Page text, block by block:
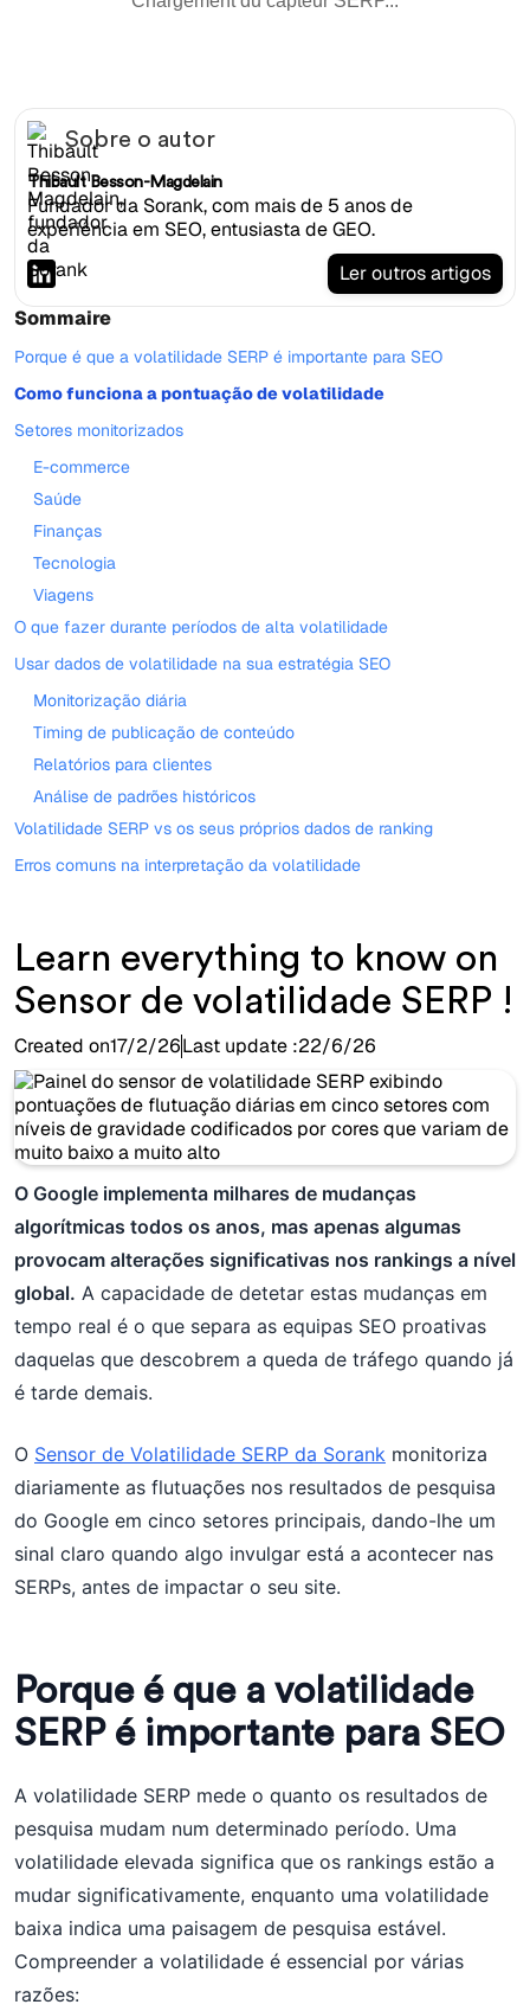
Sobre o autor
Thibault Besson-Magdelain
Fundador da Sorank, com mais de 5 anos de
experiência em SEO, entusiasta de GEO.
Ler outros artigos
Sommaire
Porque é que a volatilidade SERP é importante para SEO
Como funciona a pontuação de volatilidade
Setores monitorizados
E-commerce
Saúde
Finanças
Tecnologia
Viagens
O que fazer durante períodos de alta volatilidade
Usar dados de volatilidade na sua estratégia SEO
Monitorização diária
Timing de publicação de conteúdo
Relatórios para clientes
Análise de padrões históricos
Volatilidade SERP vs os seus próprios dados de ranking
Erros comuns na interpretação da volatilidade
Learn everything to know on
Sensor de volatilidade SERP !
Created on17/2/26Last update :22/6/26
O Google implementa milhares de mudanças
algorítmicas todos os anos, mas apenas algumas
provocam alterações significativas nos rankings a nível
global. A capacidade de detetar estas mudanças em
tempo real é o que separa as equipas SEO proativas
daquelas que descobrem a queda de tráfego quando já
é tarde demais.
O Sensor de Volatilidade SERP da Sorank monitoriza
diariamente as flutuações nos resultados de pesquisa
do Google em cinco setores principais, dando-lhe um
sinal claro quando algo invulgar está a acontecer nas
SERPs, antes de impactar o seu site.
Porque é que a volatilidade
SERP é importante para SEO
A volatilidade SERP mede o quanto os resultados de
pesquisa mudam num determinado período. Uma
volatilidade elevada significa que os rankings estão a
mudar significativamente, enquanto uma volatilidade
baixa indica uma paisagem de pesquisa estável.
Compreender a volatilidade é essencial por várias
razões: